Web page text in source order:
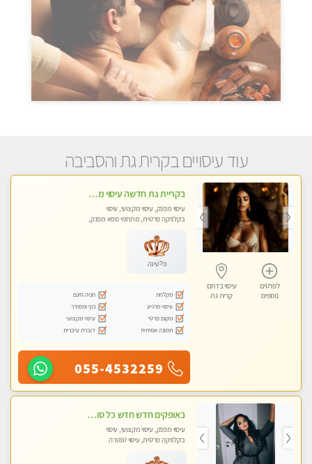
עוד עיסויים בקרית גת והסביבה
לפרטים
נוספים
עיסוי בדרום
קרית גת
בקריית גת חדשה עיסוי מדהים מרגיע ומפנק
עיסוי מפנק, עיסוי מקצועי, עיסוי
בקלניקה פרטית, מתחמי ספא מפנק,
פלטינה
מקלחת
חניה חינם
עיסוי מרגיע
נקי ומסודר
מקום פרטי
עיסוי מקצועי
תמונה אמיתית
דוברת עיברית
055-4532259
באופקים חדש חדש כל סוגי העיסויים מעסה מקצועית ואיכותית פרטי!!!
עיסוי מפנק, עיסוי מקצועי, עיסוי
בקלניקה פרטית, עיסוי טנטרה